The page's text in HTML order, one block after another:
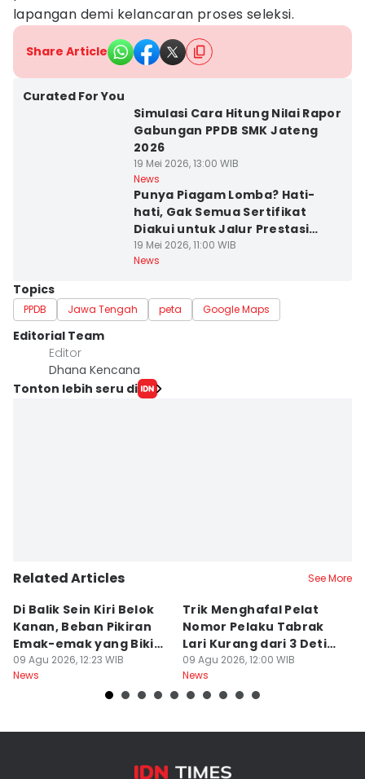
lapangan demi kelancaran proses seleksi.
Share Article
Curated For You
Simulasi Cara Hitung Nilai Rapor
Gabungan PPDB SMK Jateng
2026
19 Mei 2026, 13:00 WIB
News
Punya Piagam Lomba? Hati-
hati, Gak Semua Sertifikat
Diakui untuk Jalur Prestasi
PPDB SMA Jateng
19 Mei 2026, 11:00 WIB
News
Topics
PPDB Jawa Tengah peta Google Maps
Editorial Team
Editor
Dhana Kencana
Tonton lebih seru di
Related Articles See More
Di Balik Sein Kiri Belok
Kanan, Beban Pikiran
Emak-emak yang Bikin
Gagal fokus di Jalan
09 Agu 2026, 12:23 WIB
News
Trik Menghafal Pelat
Nomor Pelaku Tabrak
Lari Kurang dari 3 Detik
di Tengah Kepanikan
09 Agu 2026, 12:00 WIB
News